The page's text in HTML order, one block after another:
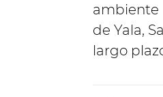
ambiente
de Yala,
largo